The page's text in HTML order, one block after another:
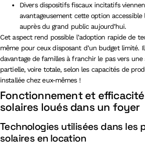
Divers dispositifs fiscaux incitatifs
avantageusement cette option
auprès du grand public aujourd’hui.
Cet aspect rend possible l’adoption rapide de
même pour ceux disposant d’un budget limité.
davantage de familles à franchir le pas vers
partielle, voire totale, selon les capacités de
installée chez eux-mêmes !
Fonctionnement et
solaires loués dans un foyer
Technologies utilisées dans les
solaires en location